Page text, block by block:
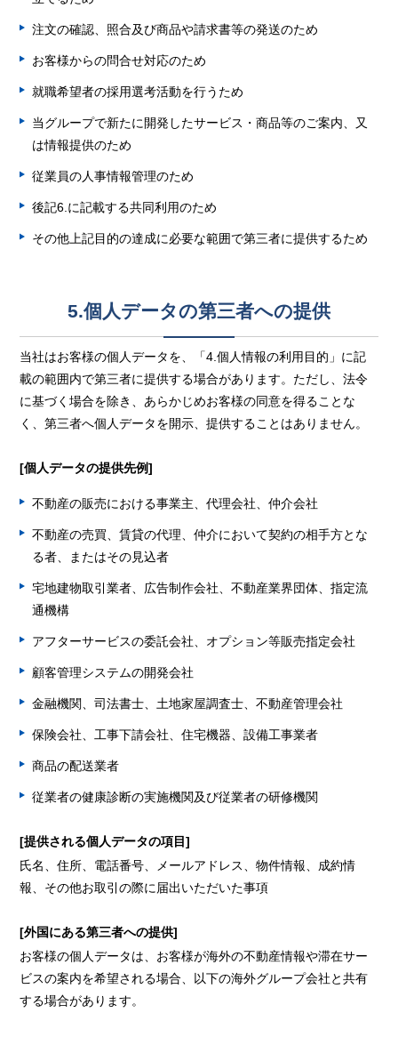
注文の確認、照合及び商品や請求書等の発送のため
お客様からの問合せ対応のため
就職希望者の採用選考活動を行うため
当グループで新たに開発したサービス・商品等のご案内、又
は情報提供のため
従業員の人事情報管理のため
後記6.に記載する共同利用のため
その他上記目的の達成に必要な範囲で第三者に提供するため
5.個人データの第三者への提供
当社はお客様の個人データを、「4.個人情報の利用目的」に記
載の範囲内で第三者に提供する場合があります。ただし、法令
に基づく場合を除き、あらかじめお客様の同意を得ることな
く、第三者へ個人データを開示、提供することはありません。
[個人データの提供先例]
不動産の販売における事業主、代理会社、仲介会社
不動産の売買、賃貸の代理、仲介において契約の相手方とな
る者、またはその見込者
宅地建物取引業者、広告制作会社、不動産業界団体、指定流
通機構
アフターサービスの委託会社、オプション等販売指定会社
顧客管理システムの開発会社
金融機関、司法書士、土地家屋調査士、不動産管理会社
保険会社、工事下請会社、住宅機器、設備工事業者
商品の配送業者
従業者の健康診断の実施機関及び従業者の研修機関
[提供される個人データの項目]
氏名、住所、電話番号、メールアドレス、物件情報、成約情
報、その他お取引の際に届出いただいた事項
[外国にある第三者への提供]
お客様の個人データは、お客様が海外の不動産情報や滞在サー
ビスの案内を希望される場合、以下の海外グループ会社と共有
する場合があります。